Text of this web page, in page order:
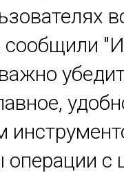
сообщили
операции